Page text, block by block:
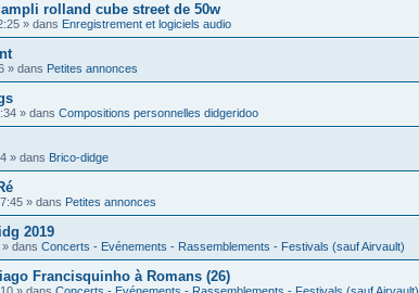
rolland cube street de 50w
» dans Enregistrement et logiciels audio
» dans Petites annonces
» dans Compositions personnelles didgeridoo
» dans Brico-didge
» dans Petites annonces
2019
» dans Concerts - Evénements - Rassemblements - Festivals (sauf Airvault)
Francisquinho à Romans (26)